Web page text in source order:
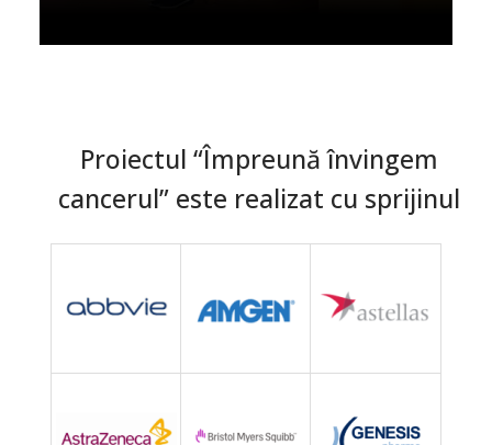
Proiectul “Împreună învingem
cancerul” este realizat cu sprijinul